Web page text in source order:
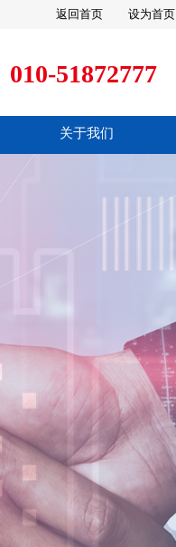
返回首页 设为首页
010-51872777
关于我们